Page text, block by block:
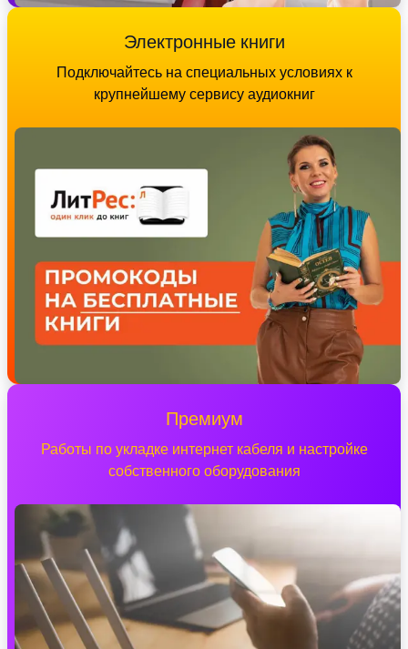
Электронные книги
Подключайтесь на специальных условиях к
крупнейшему сервису аудиокниг
Премиум
Работы по укладке интернет кабеля и настройке
собственного оборудования